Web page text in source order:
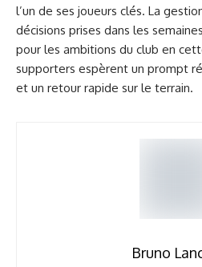
l’un de ses joueurs clés. La
décisions prises dans les
pour les ambitions du club en
supporters espèrent un prompt
et un retour rapide sur le terrain.
Bruno